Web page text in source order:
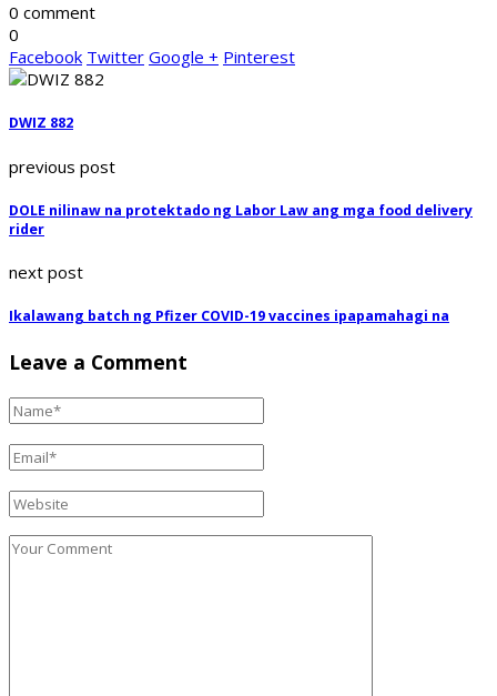
0 comment
0
Facebook Twitter Google + Pinterest
DWIZ 882
previous post
DOLE nilinaw na protektado ng Labor Law ang mga food delivery
rider
next post
Ikalawang batch ng Pfizer COVID-19 vaccines ipapamahagi na
Leave a Comment